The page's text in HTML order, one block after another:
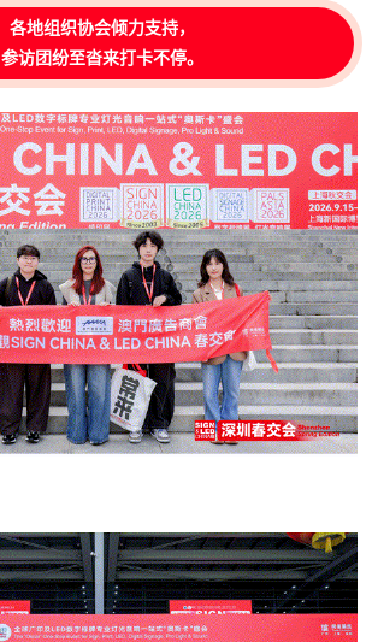
各地组织协会倾力支持，
参访团纷至沓来打卡不停。